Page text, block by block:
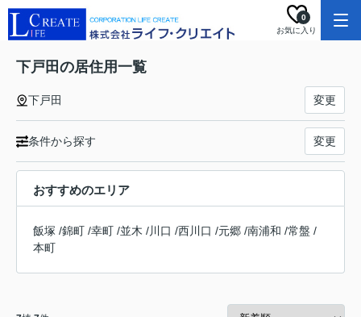
お気に入り
0
下戸田の居住用一覧
下戸田 変更
条件から探す 変更
おすすめのエリア
飯塚 /錦町 /幸町 /並木 /川口 /西川口 /元郷 /南浦和 /常盤 /
本町